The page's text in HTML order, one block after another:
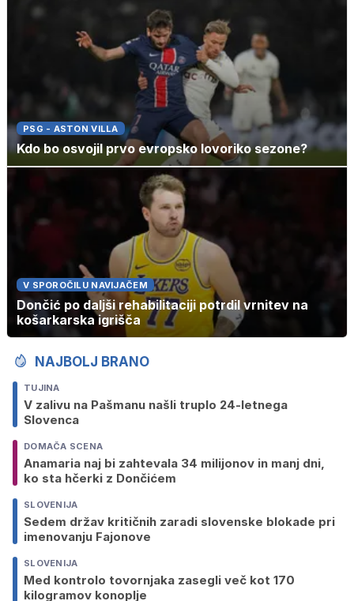
PSG - ASTON VILLA
Kdo bo osvojil prvo evropsko lovoriko sezone?
V SPOROČILU NAVIJAČEM
Dončić po daljši rehabilitaciji potrdil vrnitev na
košarkarska igrišča
NAJBOLJ BRANO
TUJINA
V zalivu na Pašmanu našli truplo 24-letnega
Slovenca
DOMAČA SCENA
Anamaria naj bi zahtevala 34 milijonov in manj dni,
ko sta hčerki z Dončićem
SLOVENIJA
Sedem držav kritičnih zaradi slovenske blokade pri
imenovanju Fajonove
SLOVENIJA
Med kontrolo tovornjaka zasegli več kot 170
kilogramov konoplje